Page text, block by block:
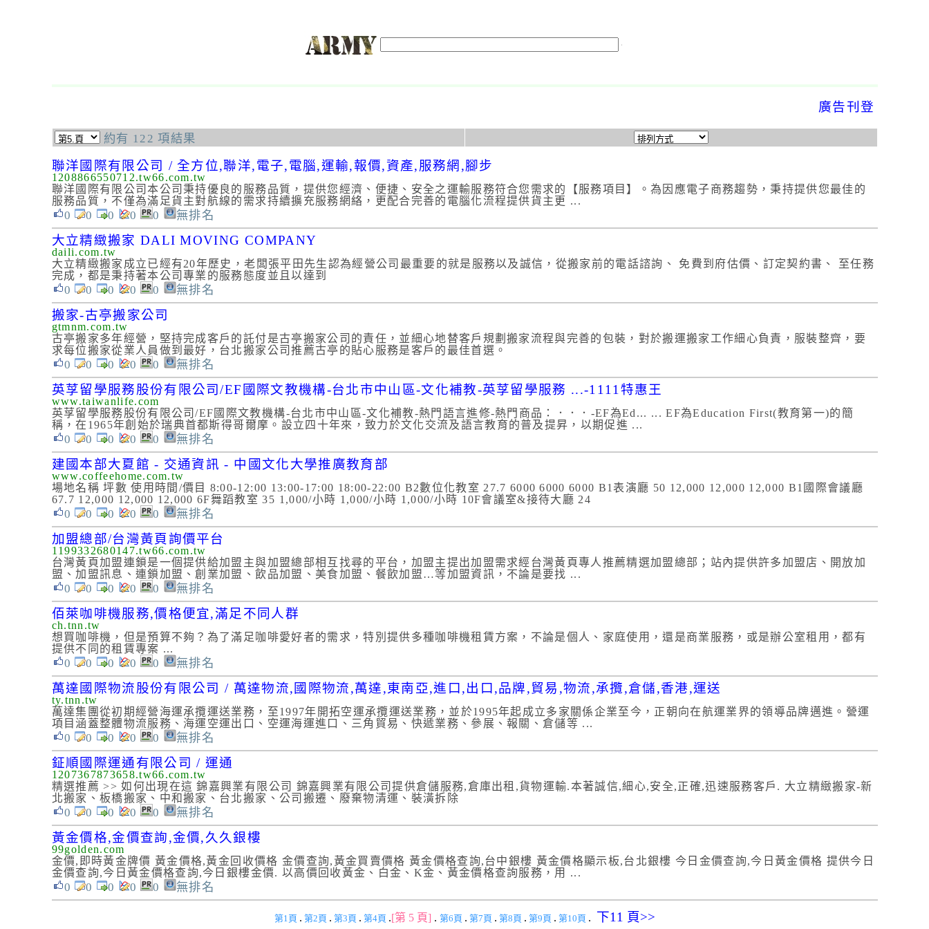
廣告刊登
約有 122 項結果
聯洋國際有限公司 / 全方位,聯洋,電子,電腦,運輸,報價,資產,服務網,腳步
1208866550712.tw66.com.tw
聯洋國際有限公司本公司秉持優良的服務品質，提供您經濟、便捷、安全之運輸服務符合您需求的【服務項目】。為因應電子商務趨勢，秉持提供您最佳的
服務品質，不僅為滿足貨主對航線的需求持續擴充服務網絡，更配合完善的電腦化流程提供貨主更 ...
0 0 0 0 0 無排名
大立精緻搬家 DALI MOVING COMPANY
daili.com.tw
大立精緻搬家成立已經有20年歷史，老闆張平田先生認為經營公司最重要的就是服務以及誠信，從搬家前的電話諮詢、 免費到府估價、訂定契約書、 至任務
完成，都是秉持著本公司專業的服務態度並且以達到
0 0 0 0 0 無排名
搬家-古亭搬家公司
gtmnm.com.tw
古亭搬家多年經營，堅持完成客戶的託付是古亭搬家公司的責任，並細心地替客戶規劃搬家流程與完善的包裝，對於搬運搬家工作細心負責，服裝整齊，要
求每位搬家從業人員做到最好，台北搬家公司推薦古亭的貼心服務是客戶的最佳首選。
0 0 0 0 0 無排名
英莩留學服務股份有限公司/EF國際文教機構-台北市中山區-文化補教-英莩留學服務 ...-1111特惠王
www.taiwanlife.com
英莩留學服務股份有限公司/EF國際文教機構-台北市中山區-文化補教-熱門語言進修-熱門商品：．．．-EF為Ed... ... EF為Education First(教育第一)的簡
稱，在1965年創始於瑞典首都斯得哥爾摩。設立四十年來，致力於文化交流及語言教育的普及提昇，以期促進 ...
0 0 0 0 0 無排名
建國本部大夏館 - 交通資訊 - 中國文化大學推廣教育部
www.coffeehome.com.tw
場地名稱 坪數 使用時間/價目 8:00-12:00 13:00-17:00 18:00-22:00 B2數位化教室 27.7 6000 6000 6000 B1表演廳 50 12,000 12,000 12,000 B1國際會議廳
67.7 12,000 12,000 12,000 6F舞蹈教室 35 1,000/小時 1,000/小時 1,000/小時 10F會議室&接待大廳 24
0 0 0 0 0 無排名
加盟總部/台灣黃頁詢價平台
1199332680147.tw66.com.tw
台灣黃頁加盟連鎖是一個提供給加盟主與加盟總部相互找尋的平台，加盟主提出加盟需求經台灣黃頁專人推薦精選加盟總部；站內提供許多加盟店、開放加
盟、加盟訊息、連鎖加盟、創業加盟、飲品加盟、美食加盟、餐飲加盟…等加盟資訊，不論是要找 ...
0 0 0 0 0 無排名
佰萊咖啡機服務,價格便宜,滿足不同人群
ch.tnn.tw
想買咖啡機，但是預算不夠？為了滿足咖啡愛好者的需求，特別提供多種咖啡機租賃方案，不論是個人、家庭使用，還是商業服務，或是辦公室租用，都有
提供不同的租賃專案 ...
0 0 0 0 0 無排名
萬達國際物流股份有限公司 / 萬達物流,國際物流,萬達,東南亞,進口,出口,品牌,貿易,物流,承攬,倉儲,香港,運送
ty.tnn.tw
萬達集團從初期經營海運承攬運送業務，至1997年開拓空運承攬運送業務，並於1995年起成立多家關係企業至今，正朝向在航運業界的領導品牌邁進。營運
項目涵蓋整體物流服務、海運空運出口、空運海運進口、三角貿易、快遞業務、參展、報關、倉儲等 ...
0 0 0 0 0 無排名
鉦順國際運通有限公司 / 運通
1207367873658.tw66.com.tw
精選推薦 >> 如何出現在這 錦嘉興業有限公司 錦嘉興業有限公司提供倉儲服務,倉庫出租,貨物運輸.本著誠信,細心,安全,正確,迅速服務客戶. 大立精緻搬家-新
北搬家、板橋搬家、中和搬家、台北搬家、公司搬遷、廢棄物清運、裝潢拆除
0 0 0 0 0 無排名
黃金價格,金價查詢,金價,久久銀樓
99golden.com
金價,即時黃金牌價 黃金價格,黃金回收價格 金價查詢,黃金買賣價格 黃金價格查詢,台中銀樓 黃金價格顯示板,台北銀樓 今日金價查詢,今日黃金價格 提供今日
金價查詢,今日黃金價格查詢,今日銀樓金價. 以高價回收黃金、白金、K金、黃金價格查詢服務，用 ...
0 0 0 0 0 無排名
第1頁 . 第2頁 . 第3頁 . 第4頁 .[第 5 頁] . 第6頁 . 第7頁 . 第8頁 . 第9頁 . 第10頁 . 下11 頁>>